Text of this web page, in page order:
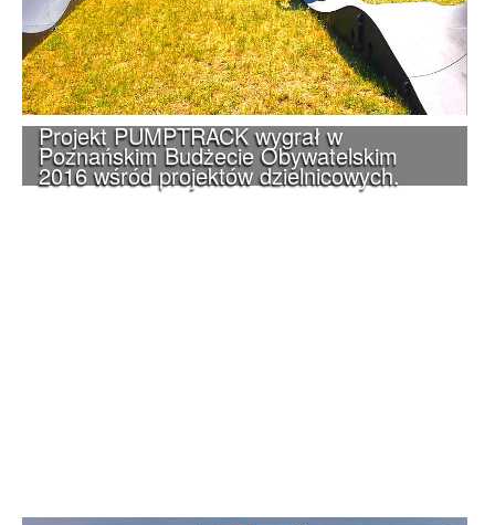
Projekt PUMPTRACK wygrał w
Poznańskim Budżecie Obywatelskim
2016 wśród projektów dzielnicowych.